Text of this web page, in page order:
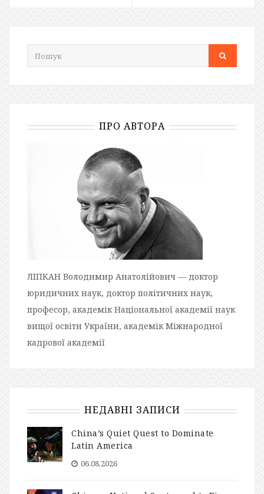
ПРО АВТОРА
ЛІПКАН Володимир Анатолійович — доктор
юридичних наук, доктор політичних наук,
професор, академік Національної академії наук
вищої освіти України, академік Міжнародної
кадрової академії
НЕДАВНІ ЗАПИСИ
China’s Quiet Quest to Dominate
Latin America
06.08.2026